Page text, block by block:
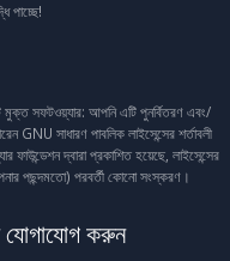
পাচ্ছে!
সফটওয়্যার: আপনি এটি পুনর্বিতরণ এবং/
GNU সাধারণ পাবলিক লাইসেন্সের শর্তাবলী
ফাউন্ডেশন দ্বারা প্রকাশিত হয়েছে, লাইসেন্সের
পছন্দমতো) পরবর্তী কোনো সংস্করণ।
যোগাযোগ করুন